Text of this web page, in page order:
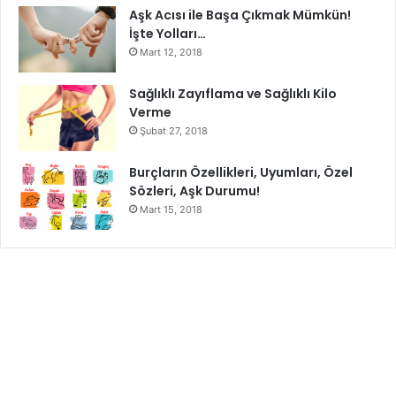
Beyazlatma Kitleri
Aşk Acısı ile Başa Çıkmak Mümkün!
İşte Yolları…
Mart 12, 2018
Sağlıklı Zayıflama ve Sağlıklı Kilo
Verme
Şubat 27, 2018
Burçların Özellikleri, Uyumları, Özel
Sözleri, Aşk Durumu!
Mart 15, 2018